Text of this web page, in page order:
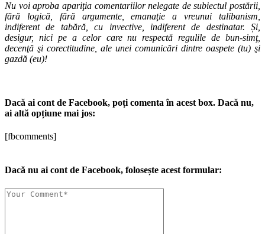
Nu voi aproba apariţia comentariilor nelegate de subiectul postării,
fără logică, fără argumente, emanaţie a vreunui talibanism,
indiferent de tabără, cu invective, indiferent de destinatar. Și,
desigur, nici pe a celor care nu respectă regulile de bun-simţ,
decenţă şi corectitudine, ale unei comunicări dintre oaspete (tu) şi
gazdă (eu)!
Dacă ai cont de Facebook, poți comenta în acest box. Dacă nu,
ai altă opțiune mai jos:
[fbcomments]
Dacă nu ai cont de Facebook, folosește acest formular: